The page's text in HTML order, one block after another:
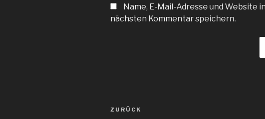
Name, E-Mail-Adresse und Website
nächsten Kommentar speichern.
Beitragsnavigation
Vorheriger
ZURÜCK